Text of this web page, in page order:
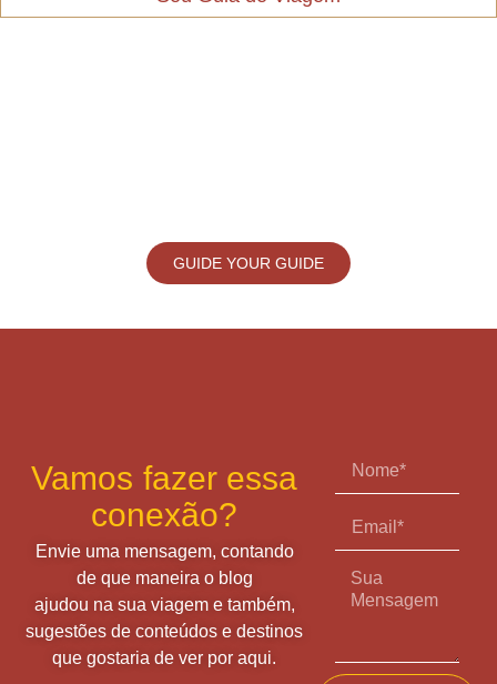
GUIDE YOUR GUIDE
Vamos fazer essa
conexão?
Envie uma mensagem, contando
de que maneira o blog
ajudou na sua viagem e também,
sugestões de conteúdos e destinos
que gostaria de ver por aqui.